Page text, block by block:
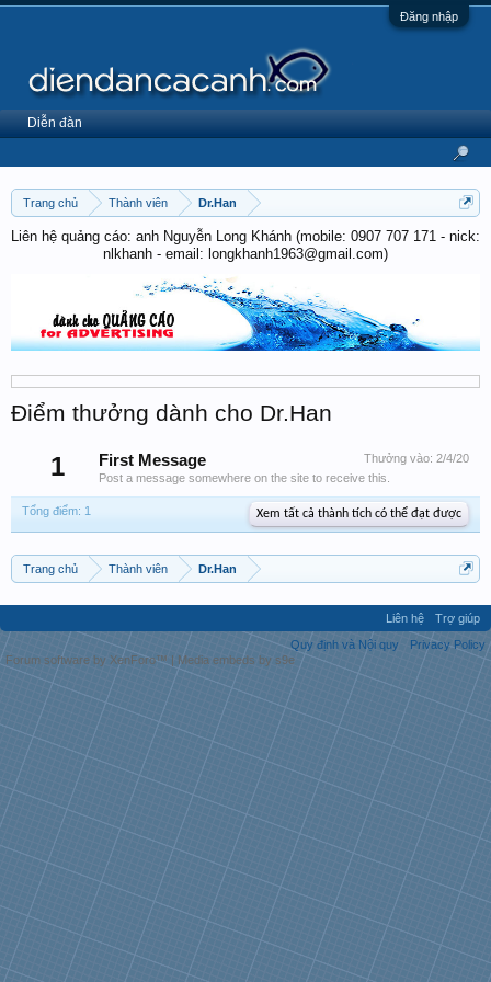
Đăng nhập
Trang chủ Thành viên Dr.Han
Liên hệ quảng cáo: anh Nguyễn Long Khánh (mobile: 0907 707 171 - nick:
nlkhanh - email: longkhanh1963@gmail.com)
Điểm thưởng dành cho Dr.Han
1 Thưởng vào: 2/4/20
First Message
Post a message somewhere on the site to receive this.
Tổng điểm: 1 Xem tất cả thành tích có thể đạt được
Trang chủ Thành viên Dr.Han
Diễn đàn
Liên hệ
Trợ giúp
Quy định và Nội quy
Privacy Policy
Forum software by XenForo™ | Media embeds by s9e